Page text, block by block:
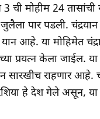
3 ची मोहीम 24 तासांची
पार पडली. चंद्रयान
आहे. या मोहिमेत
प्रयत्न केला जाईल.
सारखीच राहणार आहे.
हे देश गेले असून, या